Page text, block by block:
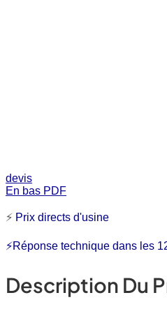
devis
En bas PDF
⚡ Prix directs d'usine
⚡Réponse technique dans les
Description Du